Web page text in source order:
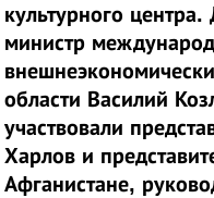
культурного
министр
области Василий
участвовали
Харлов и
Афганистане,